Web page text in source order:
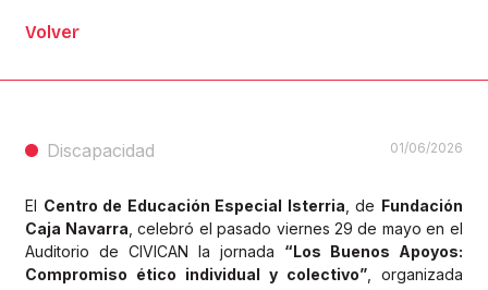
Volver
Discapacidad 01/06/2026
El Centro de Educación Especial Isterria , de Fundación
Caja Navarra , celebró el pasado viernes 29 de mayo en el
Auditorio de CIVICAN la jornada “Los Buenos Apoyos:
Compromiso ético individual y colectivo”, organizada